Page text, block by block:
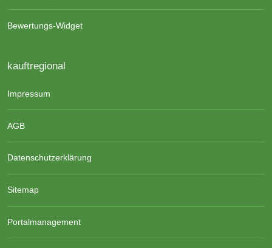
Bewertungs-Widget
kauftregional
Impressum
AGB
Datenschutzerklärung
Sitemap
Portalmanagement